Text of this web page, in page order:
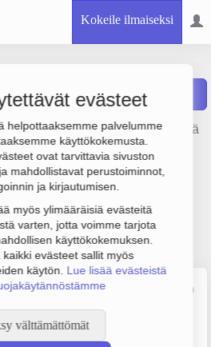
Kokeile ilmaiseksi
evästeet
helpottaaksemme palvelumme
käyttökokemusta.
ovat tarvittavia sivuston
mahdollistavat perustoiminnot,
ja kirjautumisen.
myös ylimääräisiä evästeitä
varten, jotta voimme tarjota
käyttökokemuksen.
kaikki evästeet sallit myös
käytön. Lue lisää evästeistä
välttämättömät
Oy Raportit
on 4 000 € ja henkilöstömäärä
, vesijohto- ja
2008 ja sijainti
Osakeyhtiö (OY).
Päättäjätiedot
Lähde: YTJ, PRH, Traficom
Henkilöstömäärä
0–4